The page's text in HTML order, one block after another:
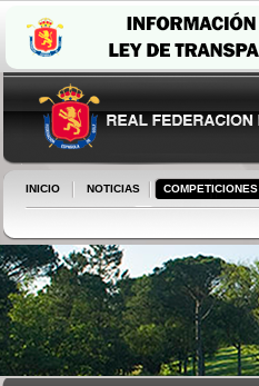
INICIO NOTICIAS COMPETICIONES